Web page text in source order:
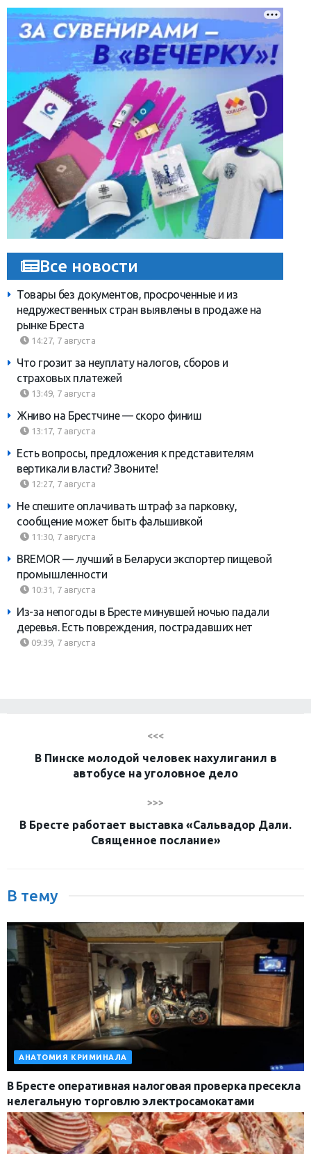
Все новости
Товары без документов, просроченные и из
недружественных стран выявлены в продаже на
рынке Бреста
14:27, 7 августа
Что грозит за неуплату налогов, сборов и
страховых платежей
13:49, 7 августа
Жниво на Брестчине — скоро финиш
13:17, 7 августа
Есть вопросы, предложения к представителям
вертикали власти? Звоните!
12:27, 7 августа
Не спешите оплачивать штраф за парковку,
сообщение может быть фальшивкой
11:30, 7 августа
BREMOR — лучший в Беларуси экспортер пищевой
промышленности
10:31, 7 августа
Из-за непогоды в Бресте минувшей ночью падали
деревья. Есть повреждения, пострадавших нет
09:39, 7 августа
<<<
В Пинске молодой человек нахулиганил в
автобусе на уголовное дело
>>>
В Бресте работает выставка «Сальвадор Дали.
Священное послание»
В тему
АНАТОМИЯ КРИМИНАЛА
В Бресте оперативная налоговая проверка пресекла
нелегальную торговлю электросамокатами